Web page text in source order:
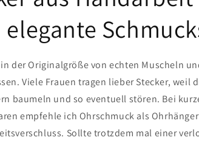
elegante
der Originalgröße von echten Muscheln
Viele Frauen tragen lieber Stecker, weil
baumeln und so eventuell stören. Bei
empfehle ich Ohrschmuck als
Sollte trotzdem mal einer